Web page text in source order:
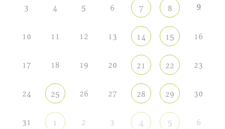
3 4 5 6 7 8 9
10 11 12 13 14 15 16
17 18 19 20 21 22 23
24 25 26 27 28 29 30
31 1 2 3 4 5 6